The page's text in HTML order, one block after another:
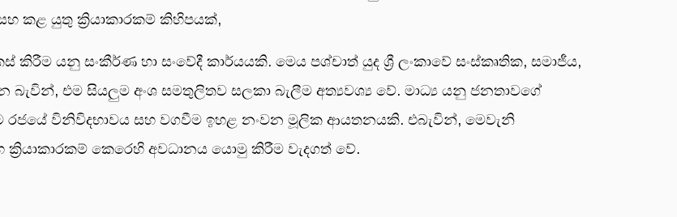
කළ යුතු ක්‍රියාකාරකම් කිහිපයක්,
කිරීම යනු සංකීර්ණ හා සංවේදී කාර්යයකි. මෙය පශ්චාත් යුද ශ්‍රී ලංකාවේ සංස්කෘතික, සමාජීය,
එම සියලුම අංශ සමතුලිතව සලකා බැලීම අත්‍යවශ්‍ය වේ. මාධ්‍ය යනු ජනතාවගේ
විනිවිදභාවය සහ වගවීම ඉහළ නංවන මූලික ආයතනයකි. එබැවින්, මෙවැනි
කෙරෙහි අවධානය යොමු කිරීම වැදගත් වේ.